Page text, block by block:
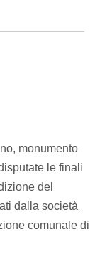
monumento
le finali
del
dalla società
comunale di